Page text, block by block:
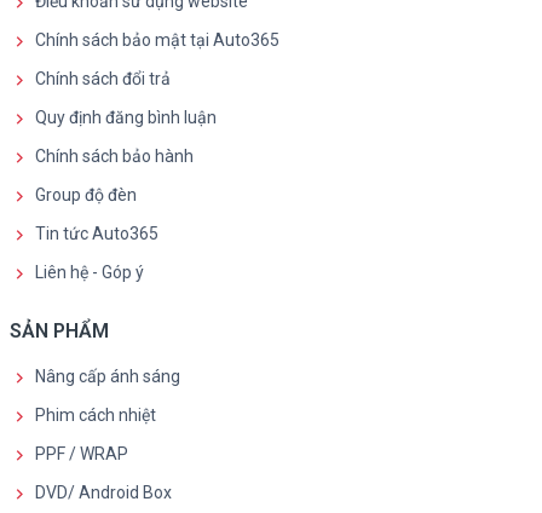
Chính sách bảo mật tại Auto365
Chính sách đổi trả
Quy định đăng bình luận
Chính sách bảo hành
Group độ đèn
Tin tức Auto365
Liên hệ - Góp ý
SẢN PHẨM
Nâng cấp ánh sáng
Phim cách nhiệt
PPF / WRAP
DVD/ Android Box